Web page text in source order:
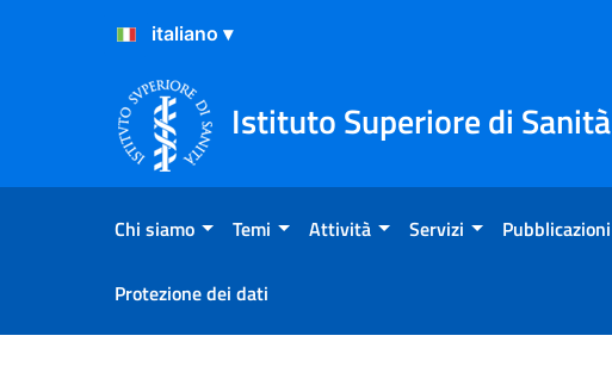
Salta al Contenuto
Salta al Footer
Istituto Superiore di Sanità
Chi siamo Temi Attività Servizi Pubblicazioni
Protezione dei dati